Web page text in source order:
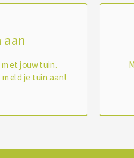
aan
met jouw tuin.
je tuin aan!